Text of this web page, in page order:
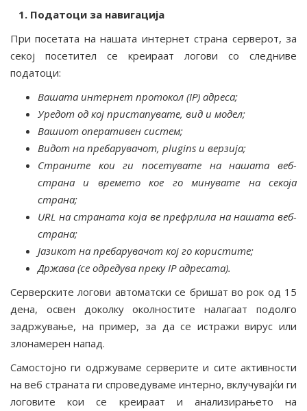
1. Податоци за навигација
При посетата на нашата интернет страна серверот, за
секој посетител се креираат логови со следниве
податоци:
Вашата интернет протокол (IP) адреса;
Уредот од кој пристапувате, вид и модел;
Вашиот оперативен систем;
Видот на пребарувачот, plugins и верзија;
Страните кои ги посетувате на нашата веб-
страна и времето кое го минувате
на секоја
страна;
URL на страната која ве префрлила на нашата веб-
страна;
Јазикот на пребарувачот кој го користите;
Држава (се одредува преку IP адресата).
Серверските логови автоматски се бришат во рок од 15
дена, освен доколку околностите налагаат подолго
задржување, на пример, за да се истражи вирус или
злонамерен напад.
Самостојно ги одржуваме серверите и сите активности
на веб страната ги спроведуваме интерно, вклучувајќи ги
логовите кои се креираат и анализирањето на